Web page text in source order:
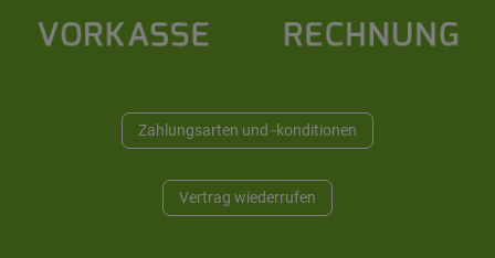
Zahlungsarten und -konditionen
Vertrag wiederrufen